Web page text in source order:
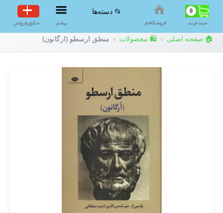
0
سبد‌خرید فروشگاه‌ناز
📂 دسته‌ها
بیشتر سکوی‌فروش
🏠 صفحه اصلی › 🛍️ محصولات › منطق ارسطو (ارگانون)